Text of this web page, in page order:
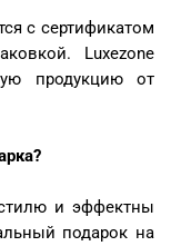
с сертификатом
Luxezone
продукцию от
и эффектны
подарок на